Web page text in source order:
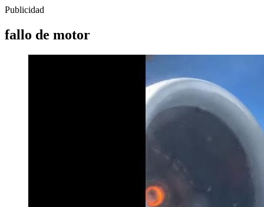
Publicidad
fallo de motor